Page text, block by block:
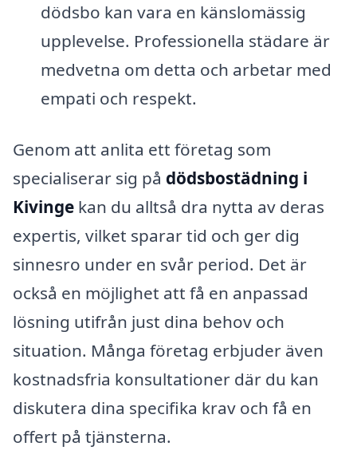
dödsbo kan vara en känslomässig
upplevelse. Professionella städare är
medvetna om detta och arbetar med
empati och respekt.
Genom att anlita ett företag som
specialiserar sig på dödsbostädning i
Kivinge kan du alltså dra nytta av deras
expertis, vilket sparar tid och ger dig
sinnesro under en svår period. Det är
också en möjlighet att få en anpassad
lösning utifrån just dina behov och
situation. Många företag erbjuder även
kostnadsfria konsultationer där du kan
diskutera dina specifika krav och få en
offert på tjänsterna.